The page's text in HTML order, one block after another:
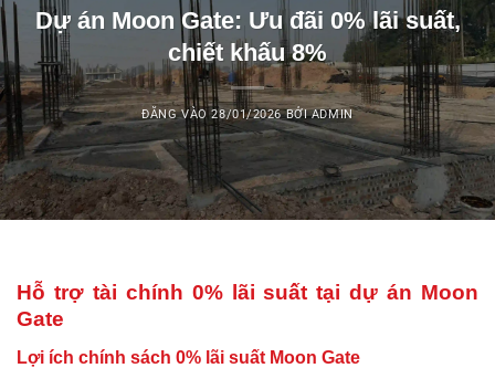
Dự án Moon Gate: Ưu đãi 0% lãi suất,
chiết khấu 8%
ĐĂNG VÀO28/01/2026 BỞIADMIN
Hỗ trợ tài chính 0% lãi suất tại dự án Moon
Gate
Lợi ích chính sách 0% lãi suất Moon Gate